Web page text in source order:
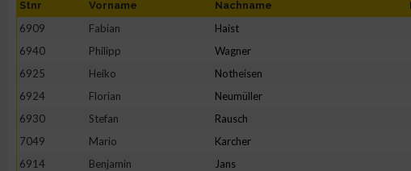
Stnr Vorname Nachname
6909 Fabian Haist
6940
Philipp Wagner
6925
Heiko Notheisen
6924
Florian Neumüller
6930
Stefan Rausch
7049
Mario Karcher
6914
Benjamin Jans